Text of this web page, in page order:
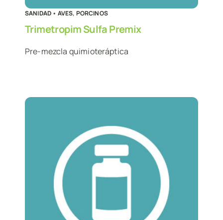
SANIDAD • AVES, PORCINOS
Trimetropim Sulfa Premix
Pre-mezcla quimioteráptica